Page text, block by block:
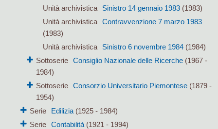
Unità archivistica
Sinistro 14 gennaio 1983(1983)
Unità archivistica
Contravvenzione 7 marzo 1983
(1983)
Unità archivistica
Sinistro 6 novembre 1984(1984)
Sottoserie
Consiglio Nazionale delle Ricerche (1967 -
1984)
Sottoserie
Consorzio Universitario Piemontese (1879 -
1954)
Serie
Edilizia(1925 - 1984)
Serie Contabilità(1921 - 1994)